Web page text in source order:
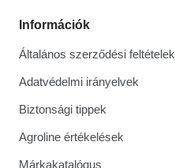
Információk
Általános szerződési feltételek
Adatvédelmi irányelvek
Biztonsági tippek
Agroline értékelések
Márkakatalógus